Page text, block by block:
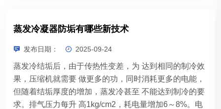
蒸发冷凝器防垢有哪些新技术
发布日期： 2025-09-24
蒸发冷结垢后，由于传热性变差，为 达到相同的制冷效
果，压缩机就需要 做更多的功，同时消耗更多的电能，
但随着结垢厚度的增加，蒸发冷甚至 不能达到制冷的要
求。排气压力每升 高1kg/cm2，耗电量增加6～8%。电